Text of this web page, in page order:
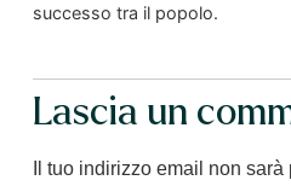
successo tra il popolo.
Lascia un
Il tuo indirizzo email non